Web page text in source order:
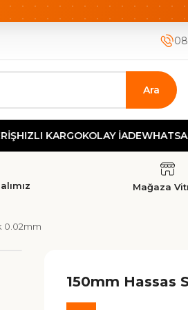
GÜVENLİ ALIŞVERİŞ-KOLAY
Ara
KARGO KOLAY İADEWHATSAPP
Mağaza
0.02mm
150mm Hassas